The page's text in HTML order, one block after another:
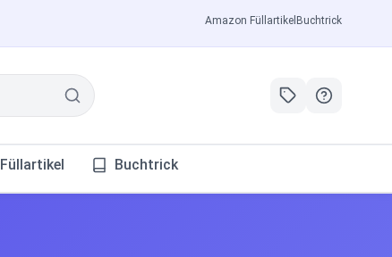
Amazon Füllartikel Buchtrick
Füllartikel Buchtrick